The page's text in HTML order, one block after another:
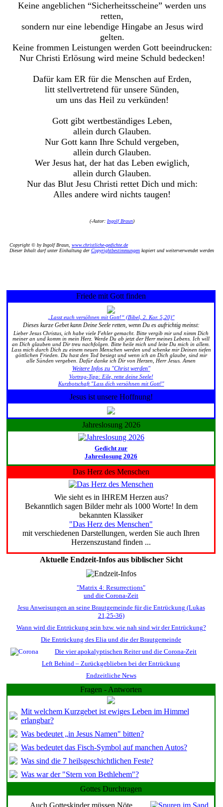
Keine angeblichen “Sicherheitsscheine” werden uns
retten,
sondern nur eine lebendige Hingabe an Jesus wird
gelten.
Keine frommen Leistungen werden Gott beeindrucken:
Nur Christi Erlösung wird meine Schuld bedecken!
Dafür kam ER für die Menschen auf Erden,
litt stellvertretend für unsere Sünden,
um uns das Heil zu verkünden!
Gott gibt wertbeständiges Leben,
allein durch Glauben.
Nur Gott kann Ihre Schuld vergeben,
allein durch Glauben.
Wer Jesus hat, der hat das Leben ewiglich,
allein durch Glauben.
Nur das Blut Jesu Christi rettet Dich und mich:
Alles andere wird nichts taugen!
(-Autor: Ingolf Braun)
Copyright © by Ingolf Braun, www.christliche-gedichte.de
Dieser Inhalt darf unter Einhaltung der Copyrightbestimmungen kopiert und weiterverwendet werden
Friede mit Gott finden
„Lasst euch versöhnen mit Gott!“ (Bibel, 2. Kor. 5,20)"
Dieses kurze Gebet kann Deine Seele retten, wenn Du es aufrichtig meinst:
Lieber Jesus Christus, ich habe viele Fehler gemacht. Bitte vergib mir und nimm Dich
meiner an und komm in mein Herz. Werde Du ab jetzt der Herr meines Lebens. Ich will
an Dich glauben und Dir treu nachfolgen. Bitte heile mich und leite Du mich in allem.
Lass mich durch Dich zu einem neuen Menschen werden und schenke mir Deinen tiefen
göttlichen Frieden. Du hast den Tod besiegt und wenn ich an Dich glaube, sind mir
alle Sünden vergeben. Dafür danke ich Dir von Herzen, Herr Jesus. Amen
Weitere Infos zu "Christ werden"
Vortrag-Tipp: Eile, rette deine Seele!
Kurzbotschaft "Lass dich versöhnen mit Gott!"
Jesus ist unsere Hoffnung!
Jahreslosung 2026
Gedicht zur
Jahreslosung 2026
Das Herz des Menschen
Wie sieht es in IHREM Herzen aus?
Bekanntlich sagen Bilder mehr als 1000 Worte! In dem
bekannten Klassiker
"Das Herz des Menschen"
mit verschiedenen Darstellungen, werden Sie auch Ihren
Herzenszustand finden ...
Aktuelle Endzeit-Infos aus biblischer Sicht
"Matrix 4: Resurrections"
und die Corona-Zeit
Jesu Anweisungen an seine Brautgemeinde für die Entrückung (Lukas
21,25-36)
Wann wird die Entrückung sein bzw. wie nah sind wir der Entrückung?
Die Entrückung des Elia und die der Brautgemeinde
Die vier apokalyptischen Reiter und die Corona-Zeit
Left Behind – Zurückgeblieben bei der Entrückung
Endzeitliche News
Fragen - Antworten
Mit welchem Kurzgebet ist ewiges Leben im Himmel
erlangbar?
Was bedeutet „in Jesus Namen" bitten?
Was bedeutet das Fisch-Symbol auf manchen Autos?
Was sind die 7 heilsgeschichtlichen Feste?
Was war der "Stern von Bethlehem"?
Gottes Durchtragen
Auch Gotteskinder müssen Nöte